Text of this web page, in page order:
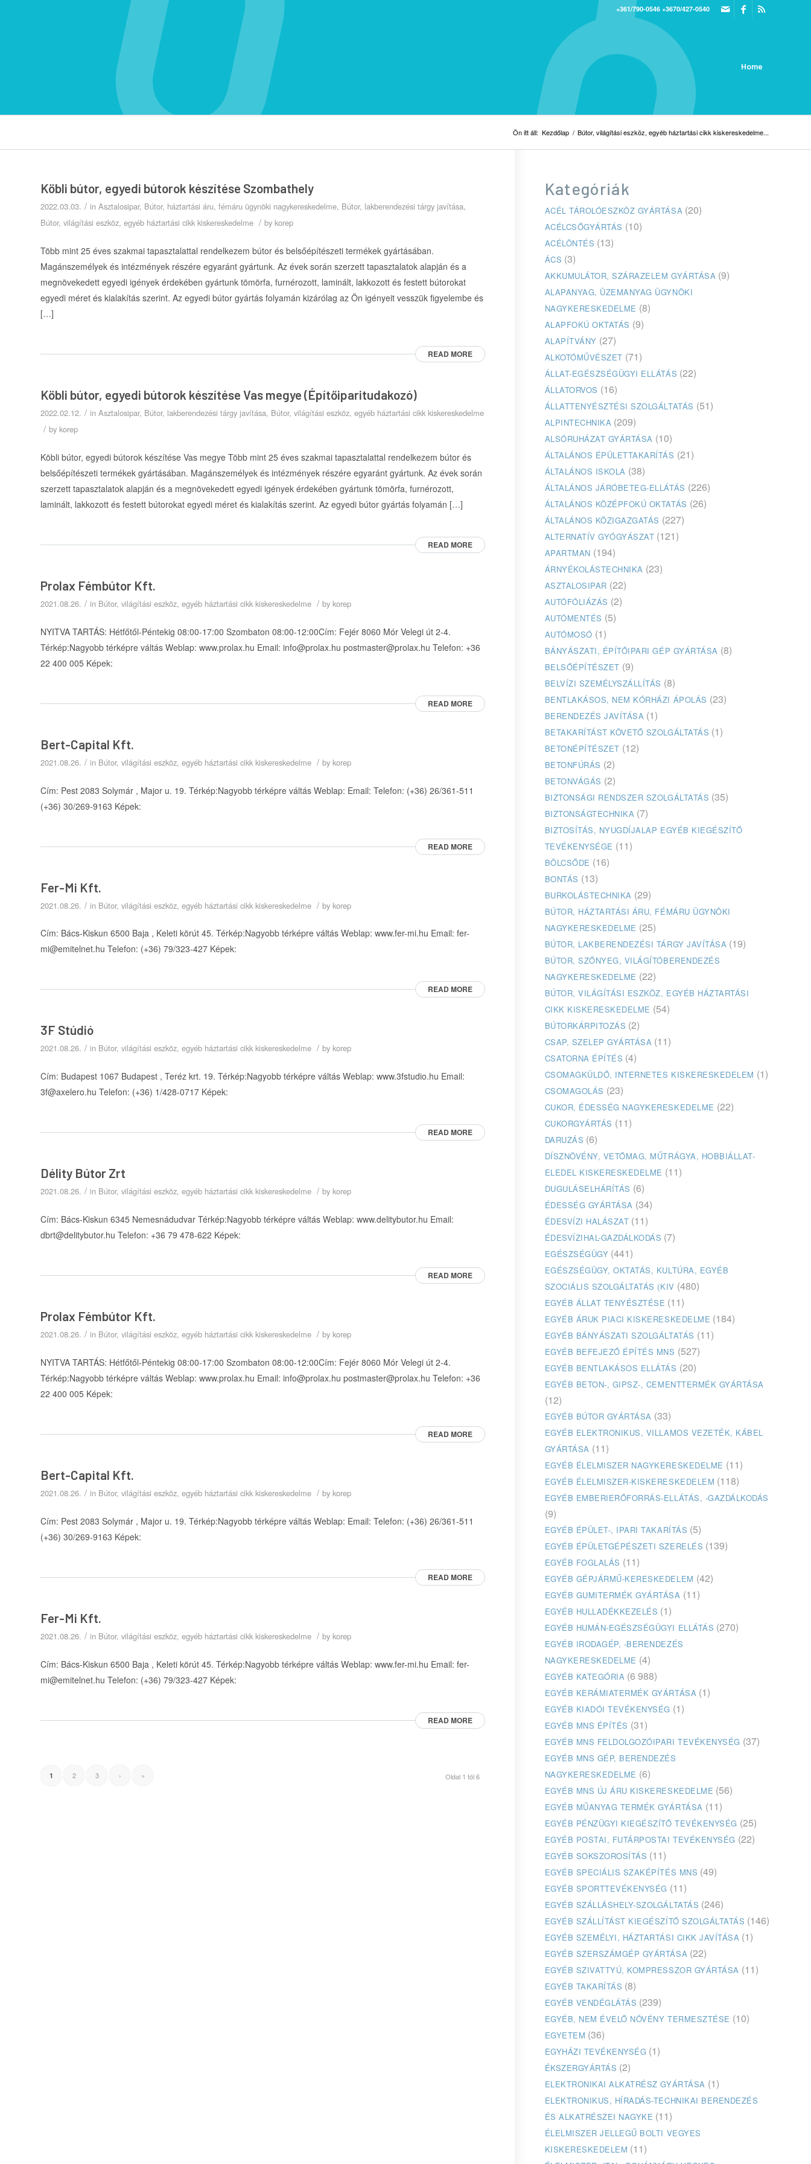
+361/790-0546 +3670/427-0540
Home
Ön itt áll: Kezdőlap / Bútor, világítási eszköz, egyéb háztartási cikk kiskereskedelme...
Köbli bútor, egyedi bútorok készítése Szombathely
2022.03.03. / in Asztalosipar, Bútor, háztartási áru, fémáru ügynöki nagykereskedelme, Bútor, lakberendezési tárgy javítása,
Bútor, világítási eszköz, egyéb háztartási cikk kiskereskedelme / by korep
Több mint 25 éves szakmai tapasztalattal rendelkezem bútor és belsőépítészeti termékek gyártásában.
Magánszemélyek és intézmények részére egyaránt gyártunk. Az évek során szerzett tapasztalatok alapján és a
megnövekedett egyedi igények érdekében gyártunk tömörfa, furnérozott, laminált, lakkozott és festett bútorokat
egyedi méret és kialakítás szerint. Az egyedi bútor gyártás folyamán kizárólag az Ön igényeit vesszük figyelembe és
[…]
READ MORE
Köbli bútor, egyedi bútorok készítése Vas megye (Építőiparitudakozó)
2022.02.12. / in Asztalosipar, Bútor, lakberendezési tárgy javítása, Bútor, világítási eszköz, egyéb háztartási cikk kiskereskedelme
/ by korep
Köbli bútor, egyedi bútorok készítése Vas megye Több mint 25 éves szakmai tapasztalattal rendelkezem bútor és
belsőépítészeti termékek gyártásában. Magánszemélyek és intézmények részére egyaránt gyártunk. Az évek során
szerzett tapasztalatok alapján és a megnövekedett egyedi igények érdekében gyártunk tömörfa, furnérozott,
laminált, lakkozott és festett bútorokat egyedi méret és kialakítás szerint. Az egyedi bútor gyártás folyamán […]
READ MORE
Prolax Fémbútor Kft.
2021.08.26. / in Bútor, világítási eszköz, egyéb háztartási cikk kiskereskedelme / by korep
NYITVA TARTÁS: Hétfőtől-Péntekig 08:00-17:00 Szombaton 08:00-12:00Cím: Fejér 8060 Mór Velegi út 2-4.
Térkép:Nagyobb térképre váltás Weblap: www.prolax.hu Email: info@prolax.hu postmaster@prolax.hu Telefon: +36
22 400 005 Képek:
READ MORE
Bert-Capital Kft.
2021.08.26. / in Bútor, világítási eszköz, egyéb háztartási cikk kiskereskedelme / by korep
Cím: Pest 2083 Solymár , Major u. 19. Térkép:Nagyobb térképre váltás Weblap: Email: Telefon: (+36) 26/361-511
(+36) 30/269-9163 Képek:
READ MORE
Fer-Mi Kft.
2021.08.26. / in Bútor, világítási eszköz, egyéb háztartási cikk kiskereskedelme / by korep
Cím: Bács-Kiskun 6500 Baja , Keleti körút 45. Térkép:Nagyobb térképre váltás Weblap: www.fer-mi.hu Email: fer-
mi@emitelnet.hu Telefon: (+36) 79/323-427 Képek:
READ MORE
3F Stúdió
2021.08.26. / in Bútor, világítási eszköz, egyéb háztartási cikk kiskereskedelme / by korep
Cím: Budapest 1067 Budapest , Teréz krt. 19. Térkép:Nagyobb térképre váltás Weblap: www.3fstudio.hu Email:
3f@axelero.hu Telefon: (+36) 1/428-0717 Képek:
READ MORE
Délity Bútor Zrt
2021.08.26. / in Bútor, világítási eszköz, egyéb háztartási cikk kiskereskedelme / by korep
Cím: Bács-Kiskun 6345 Nemesnádudvar Térkép:Nagyobb térképre váltás Weblap: www.delitybutor.hu Email:
dbrt@delitybutor.hu Telefon: +36 79 478-622 Képek:
READ MORE
Prolax Fémbútor Kft.
2021.08.26. / in Bútor, világítási eszköz, egyéb háztartási cikk kiskereskedelme / by korep
NYITVA TARTÁS: Hétfőtől-Péntekig 08:00-17:00 Szombaton 08:00-12:00Cím: Fejér 8060 Mór Velegi út 2-4.
Térkép:Nagyobb térképre váltás Weblap: www.prolax.hu Email: info@prolax.hu postmaster@prolax.hu Telefon: +36
22 400 005 Képek:
READ MORE
Bert-Capital Kft.
2021.08.26. / in Bútor, világítási eszköz, egyéb háztartási cikk kiskereskedelme / by korep
Cím: Pest 2083 Solymár , Major u. 19. Térkép:Nagyobb térképre váltás Weblap: Email: Telefon: (+36) 26/361-511
(+36) 30/269-9163 Képek:
READ MORE
Fer-Mi Kft.
2021.08.26. / in Bútor, világítási eszköz, egyéb háztartási cikk kiskereskedelme / by korep
Cím: Bács-Kiskun 6500 Baja , Keleti körút 45. Térkép:Nagyobb térképre váltás Weblap: www.fer-mi.hu Email: fer-
mi@emitelnet.hu Telefon: (+36) 79/323-427 Képek:
READ MORE
Oldal 1 tól 6
1 2 3 › »
Kategóriák
ACÉL TÁROLÓESZKÖZ GYÁRTÁSA (20)
ACÉLCSŐGYÁRTÁS (10)
ACÉLÖNTÉS (13)
ÁCS (3)
AKKUMULÁTOR, SZÁRAZELEM GYÁRTÁSA (9)
ALAPANYAG, ÜZEMANYAG ÜGYNÖKI
NAGYKERESKEDELME (8)
ALAPFOKÚ OKTATÁS (9)
ALAPÍTVÁNY (27)
ALKOTÓMŰVÉSZET (71)
ÁLLAT-EGÉSZSÉGÜGYI ELLÁTÁS (22)
ÁLLATORVOS (16)
ÁLLATTENYÉSZTÉSI SZOLGÁLTATÁS (51)
ALPINTECHNIKA (209)
ALSÓRUHÁZAT GYÁRTÁSA (10)
ÁLTALÁNOS ÉPÜLETTAKARÍTÁS (21)
ÁLTALÁNOS ISKOLA (38)
ÁLTALÁNOS JÁRÓBETEG-ELLÁTÁS (226)
ÁLTALÁNOS KÖZÉPFOKÚ OKTATÁS (26)
ÁLTALÁNOS KÖZIGAZGATÁS (227)
ALTERNATÍV GYÓGYÁSZAT (121)
APARTMAN (194)
ÁRNYÉKOLÁSTECHNIKA (23)
ASZTALOSIPAR (22)
AUTÓFÓLIÁZÁS (2)
AUTÓMENTÉS (5)
AUTÓMOSÓ (1)
BÁNYÁSZATI, ÉPÍTŐIPARI GÉP GYÁRTÁSA (8)
BELSŐÉPÍTÉSZET (9)
BELVÍZI SZEMÉLYSZÁLLÍTÁS (8)
BENTLAKÁSOS, NEM KÓRHÁZI ÁPOLÁS (23)
BERENDEZÉS JAVÍTÁSA (1)
BETAKARÍTÁST KÖVETŐ SZOLGÁLTATÁS (1)
BETONÉPÍTÉSZET (12)
BETONFÚRÁS (2)
BETONVÁGÁS (2)
BIZTONSÁGI RENDSZER SZOLGÁLTATÁS (35)
BIZTONSÁGTECHNIKA (7)
BIZTOSÍTÁS, NYUGDÍJALAP EGYÉB KIEGÉSZÍTŐ
TEVÉKENYSÉGE (11)
BÖLCSŐDE (16)
BONTÁS (13)
BURKOLÁSTECHNIKA (29)
BÚTOR, HÁZTARTÁSI ÁRU, FÉMÁRU ÜGYNÖKI
NAGYKERESKEDELME (25)
BÚTOR, LAKBERENDEZÉSI TÁRGY JAVÍTÁSA (19)
BÚTOR, SZŐNYEG, VILÁGÍTÓBERENDEZÉS
NAGYKERESKEDELME (22)
BÚTOR, VILÁGÍTÁSI ESZKÖZ, EGYÉB HÁZTARTÁSI
CIKK KISKERESKEDELME (54)
BÚTORKÁRPITOZÁS (2)
CSAP, SZELEP GYÁRTÁSA (11)
CSATORNA ÉPÍTÉS (4)
CSOMAGKÜLDŐ, INTERNETES KISKERESKEDELEM (1)
CSOMAGOLÁS (23)
CUKOR, ÉDESSÉG NAGYKERESKEDELME (22)
CUKORGYÁRTÁS (11)
DARUZÁS (6)
DÍSZNÖVÉNY, VETŐMAG, MŰTRÁGYA, HOBBIÁLLAT-
ELEDEL KISKERESKEDELME (11)
DUGULÁSELHÁRÍTÁS (6)
ÉDESSÉG GYÁRTÁSA (34)
ÉDESVÍZI HALÁSZAT (11)
ÉDESVÍZIHAL-GAZDÁLKODÁS (7)
EGÉSZSÉGÜGY (441)
EGÉSZSÉGÜGY, OKTATÁS, KULTÚRA, EGYÉB
SZOCIÁLIS SZOLGÁLTATÁS (KIV (480)
EGYÉB ÁLLAT TENYÉSZTÉSE (11)
EGYÉB ÁRUK PIACI KISKERESKEDELME (184)
EGYÉB BÁNYÁSZATI SZOLGÁLTATÁS (11)
EGYÉB BEFEJEZŐ ÉPÍTÉS MNS (527)
EGYÉB BENTLAKÁSOS ELLÁTÁS (20)
EGYÉB BETON-, GIPSZ-, CEMENTTERMÉK GYÁRTÁSA
(12)
EGYÉB BÚTOR GYÁRTÁSA (33)
EGYÉB ELEKTRONIKUS, VILLAMOS VEZETÉK, KÁBEL
GYÁRTÁSA (11)
EGYÉB ÉLELMISZER NAGYKERESKEDELME (11)
EGYÉB ÉLELMISZER-KISKERESKEDELEM (118)
EGYÉB EMBERIERŐFORRÁS-ELLÁTÁS, -GAZDÁLKODÁS
(9)
EGYÉB ÉPÜLET-, IPARI TAKARÍTÁS (5)
EGYÉB ÉPÜLETGÉPÉSZETI SZERELÉS (139)
EGYÉB FOGLALÁS (11)
EGYÉB GÉPJÁRMŰ-KERESKEDELEM (42)
EGYÉB GUMITERMÉK GYÁRTÁSA (11)
EGYÉB HULLADÉKKEZELÉS (1)
EGYÉB HUMÁN-EGÉSZSÉGÜGYI ELLÁTÁS (270)
EGYÉB IRODAGÉP, -BERENDEZÉS
NAGYKERESKEDELME (4)
EGYÉB KATEGÓRIA (6 988)
EGYÉB KERÁMIATERMÉK GYÁRTÁSA (1)
EGYÉB KIADÓI TEVÉKENYSÉG (1)
EGYÉB MNS ÉPÍTÉS (31)
EGYÉB MNS FELDOLGOZÓIPARI TEVÉKENYSÉG (37)
EGYÉB MNS GÉP, BERENDEZÉS
NAGYKERESKEDELME (6)
EGYÉB MNS ÚJ ÁRU KISKERESKEDELME (56)
EGYÉB MŰANYAG TERMÉK GYÁRTÁSA (11)
EGYÉB PÉNZÜGYI KIEGÉSZÍTŐ TEVÉKENYSÉG (25)
EGYÉB POSTAI, FUTÁRPOSTAI TEVÉKENYSÉG (22)
EGYÉB SOKSZOROSÍTÁS (11)
EGYÉB SPECIÁLIS SZAKÉPÍTÉS MNS (49)
EGYÉB SPORTTEVÉKENYSÉG (11)
EGYÉB SZÁLLÁSHELY-SZOLGÁLTATÁS (246)
EGYÉB SZÁLLÍTÁST KIEGÉSZÍTŐ SZOLGÁLTATÁS (146)
EGYÉB SZEMÉLYI, HÁZTARTÁSI CIKK JAVÍTÁSA (1)
EGYÉB SZERSZÁMGÉP GYÁRTÁSA (22)
EGYÉB SZIVATTYÚ, KOMPRESSZOR GYÁRTÁSA (11)
EGYÉB TAKARÍTÁS (8)
EGYÉB VENDÉGLÁTÁS (239)
EGYÉB, NEM ÉVELŐ NÖVÉNY TERMESZTÉSE (10)
EGYETEM (36)
EGYHÁZI TEVÉKENYSÉG (1)
ÉKSZERGYÁRTÁS (2)
ELEKTRONIKAI ALKATRÉSZ GYÁRTÁSA (1)
ELEKTRONIKUS, HÍRADÁS-TECHNIKAI BERENDEZÉS
ÉS ALKATRÉSZEI NAGYKE (11)
ÉLELMISZER JELLEGŰ BOLTI VEGYES
KISKERESKEDELEM (11)